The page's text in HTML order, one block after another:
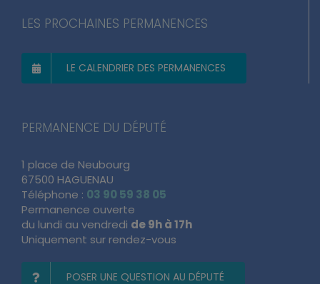
LES PROCHAINES PERMANENCES
LE CALENDRIER DES PERMANENCES
PERMANENCE DU DÉPUTÉ
1 place de Neubourg
67500 HAGUENAU
Téléphone : 03 90 59 38 05
Permanence ouverte
du lundi au vendredi de 9h à 17h
Uniquement sur rendez-vous
POSER UNE QUESTION AU DÉPUTÉ